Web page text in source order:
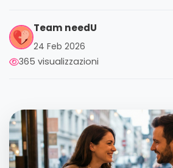
Team needU
24 Feb 2026
365 visualizzazioni